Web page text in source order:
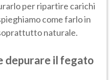
per ripartire carichi
come farlo in
naturale.
depurare il fegato